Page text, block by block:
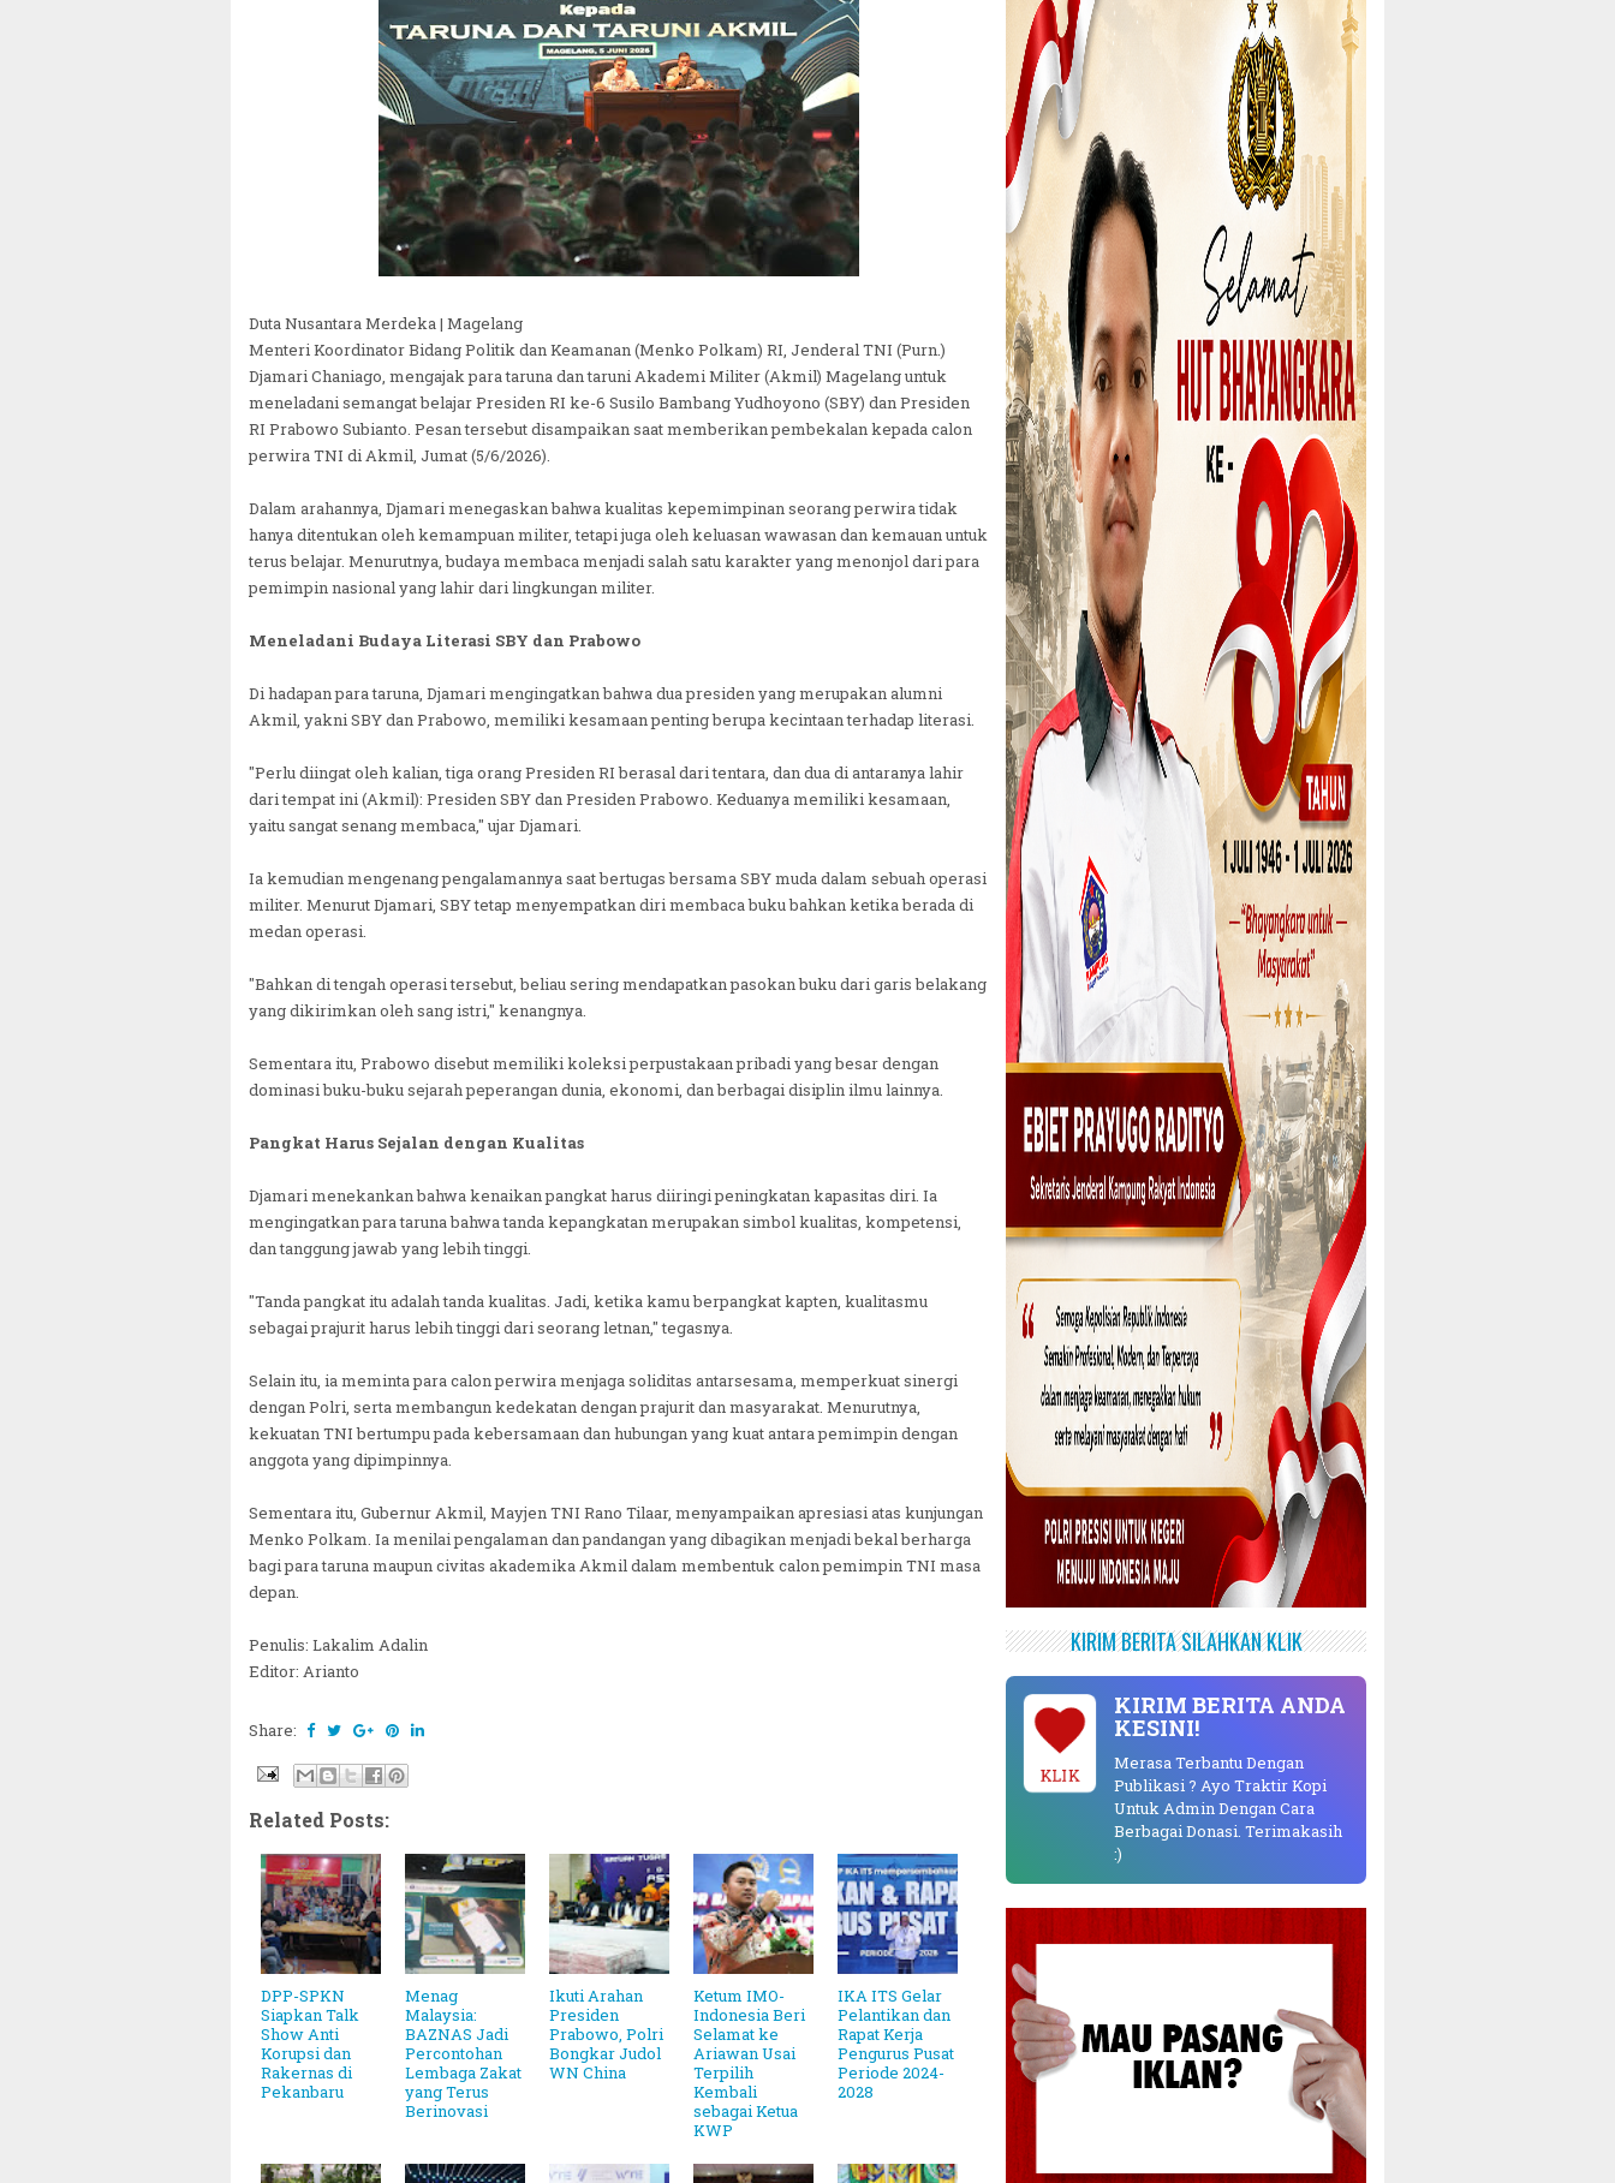
Duta Nusantara Merdeka | Magelang
Menteri Koordinator Bidang Politik dan Keamanan (Menko Polkam) RI, Jenderal TNI (Purn.)
Djamari Chaniago, mengajak para taruna dan taruni Akademi Militer (Akmil) Magelang untuk
meneladani semangat belajar Presiden RI ke-6 Susilo Bambang Yudhoyono (SBY) dan Presiden
RI Prabowo Subianto. Pesan tersebut disampaikan saat memberikan pembekalan kepada calon
perwira TNI di Akmil, Jumat (5/6/2026).
Dalam arahannya, Djamari menegaskan bahwa kualitas kepemimpinan seorang perwira tidak
hanya ditentukan oleh kemampuan militer, tetapi juga oleh keluasan wawasan dan kemauan untuk
terus belajar. Menurutnya, budaya membaca menjadi salah satu karakter yang menonjol dari para
pemimpin nasional yang lahir dari lingkungan militer.
Meneladani Budaya Literasi SBY dan Prabowo
Di hadapan para taruna, Djamari mengingatkan bahwa dua presiden yang merupakan alumni
Akmil, yakni SBY dan Prabowo, memiliki kesamaan penting berupa kecintaan terhadap literasi.
"Perlu diingat oleh kalian, tiga orang Presiden RI berasal dari tentara, dan dua di antaranya lahir
dari tempat ini (Akmil): Presiden SBY dan Presiden Prabowo. Keduanya memiliki kesamaan,
yaitu sangat senang membaca," ujar Djamari.
Ia kemudian mengenang pengalamannya saat bertugas bersama SBY muda dalam sebuah operasi
militer. Menurut Djamari, SBY tetap menyempatkan diri membaca buku bahkan ketika berada di
medan operasi.
"Bahkan di tengah operasi tersebut, beliau sering mendapatkan pasokan buku dari garis belakang
yang dikirimkan oleh sang istri," kenangnya.
Sementara itu, Prabowo disebut memiliki koleksi perpustakaan pribadi yang besar dengan
dominasi buku-buku sejarah peperangan dunia, ekonomi, dan berbagai disiplin ilmu lainnya.
Pangkat Harus Sejalan dengan Kualitas
Djamari menekankan bahwa kenaikan pangkat harus diiringi peningkatan kapasitas diri. Ia
mengingatkan para taruna bahwa tanda kepangkatan merupakan simbol kualitas, kompetensi,
dan tanggung jawab yang lebih tinggi.
"Tanda pangkat itu adalah tanda kualitas. Jadi, ketika kamu berpangkat kapten, kualitasmu
sebagai prajurit harus lebih tinggi dari seorang letnan," tegasnya.
Selain itu, ia meminta para calon perwira menjaga soliditas antarsesama, memperkuat sinergi
dengan Polri, serta membangun kedekatan dengan prajurit dan masyarakat. Menurutnya,
kekuatan TNI bertumpu pada kebersamaan dan hubungan yang kuat antara pemimpin dengan
anggota yang dipimpinnya.
Sementara itu, Gubernur Akmil, Mayjen TNI Rano Tilaar, menyampaikan apresiasi atas kunjungan
Menko Polkam. Ia menilai pengalaman dan pandangan yang dibagikan menjadi bekal berharga
bagi para taruna maupun civitas akademika Akmil dalam membentuk calon pemimpin TNI masa
depan.
Penulis: Lakalim Adalin
Editor: Arianto
Share:
Related Posts:
DPP-SPKN
Siapkan Talk
Show Anti
Korupsi dan
Rakernas di
Pekanbaru
Menag
Malaysia:
BAZNAS Jadi
Percontohan
Lembaga Zakat
yang Terus
Berinovasi
Ikuti Arahan
Presiden
Prabowo, Polri
Bongkar Judol
WN China
Ketum IMO-
Indonesia Beri
Selamat ke
Ariawan Usai
Terpilih
Kembali
sebagai Ketua
KWP
IKA ITS Gelar
Pelantikan dan
Rapat Kerja
Pengurus Pusat
Periode 2024-
2028
KIRIM BERITA SILAHKAN KLIK
KLIK
KIRIM BERITA ANDA
KESINI!
Merasa Terbantu Dengan
Publikasi ? Ayo Traktir Kopi
Untuk Admin Dengan Cara
Berbagai Donasi. Terimakasih
:)